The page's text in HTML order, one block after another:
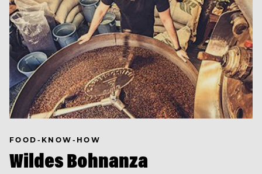
FOOD-KNOW-HOW
Wildes Bohnanza